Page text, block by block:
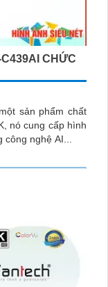
CHỨC
sản phẩm chất
năng công nghệ AI...